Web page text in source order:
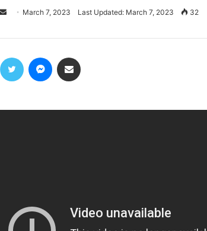
Send
email
March 7, 2023 Last Updated: March 7, 2023 32